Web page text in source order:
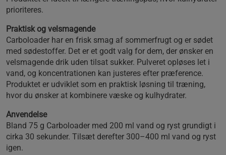
prioriteres.
Praktisk og velsmagende
Carboloader har en frisk smag af sommerfrugt og er sødet
med sødestoffer. Det er et godt valg for dem, der ønsker en
velsmagende drik uden tilsat sukker. Pulveret opløses let i
vand, og koncentrationen kan justeres efter præference.
Produktet er udviklet som en praktisk løsning til træning,
hvor du ønsker at kombinere væske og kulhydrater.
Anvendelse
Bland 75 g Carboloader med 200 ml vand og ryst grundigt i
cirka 30 sekunder. Tilsæt derefter 300–400 ml vand og ryst
igen.